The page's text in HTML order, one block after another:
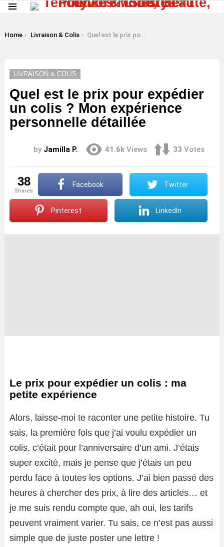
You are here:
Home Livraison & Colis Quel est le prix pour expédier un colis ? Mon expérience personnelle détaillée
LIVRAISON & COLIS
Quel est le prix pour expédier
un colis ? Mon expérience
personnelle détaillée
by Jamilla P. 41.6k Views 33 Votes
38
shares
Facebook Twitter
Pinterest LinkedIn
Le prix pour expédier un colis : ma
petite expérience
Alors, laisse-moi te raconter une petite histoire. Tu
sais, la première fois que j’ai voulu expédier un
colis, c’était pour l’anniversaire d’un ami. J’étais
super excité, mais je pense que j’étais un peu
perdu face à toutes les options. J’ai bien passé des
heures à chercher des prix, à lire des articles… et
je me suis rendu compte que, ah oui, les tarifs
peuvent vraiment varier. Tu sais, ce n’est pas aussi
simple que de juste poster une lettre !